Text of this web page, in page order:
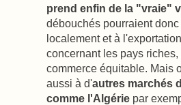
prend enfin de la "vraie"
débouchés pourraient
localement et à
concernant les pays
commerce équitable. Mais
aussi à d'autres marchés
comme l'Algérie par